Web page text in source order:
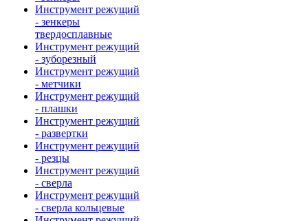
Инструмент режущий
- зенкеры
твердосплавные
Инструмент режущий
- зуборезный
Инструмент режущий
- метчики
Инструмент режущий
- плашки
Инструмент режущий
- развертки
Инструмент режущий
- резцы
Инструмент режущий
- сверла
Инструмент режущий
- сверла кольцевые